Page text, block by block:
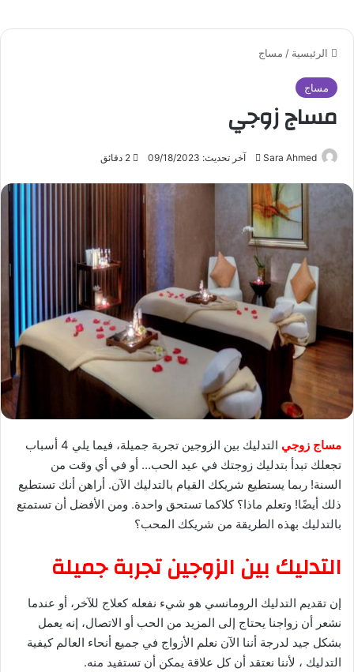
الرئيسية / مساج
مساج
مساج زوجي
Sara Ahmed
ل
ب
ر
د
ا
إ
ك
ت
ر
و
آخر تحديث: 09/18/2023
مساج زوجي التدليك بين الزوجين تجربة جميلة،
فيما يلي 4 أسباب
تجعلك تبدأ بتدليك زوجتك في عيد الحب… أو في أي وقت من
السنة! ربما يستطيع شريكك القيام بالتدليك الآن. أراهن أنك تستطيع
ذلك أيضًا! وتعلم ماذا؟ كلاكما تستحق واحدة. ومن الأفضل أن تستمتع
بالتدليك بهذه الطريقة من شريكك المحب؟
التدليك بين الزوجين تجربة جميلة
إن تقديم التدليك الرومانسي هو شيء نفعله كعلاج للآخر، أو عندما
نشعر أن زواجنا يحتاج إلى المزيد من الحب أو الاتصال، إنه يعمل
بشكل جيد لدرجة أننا الآن نعلم الأزواج في جميع أنحاء العالم كيفية
التدليك ، لأننا نعتقد أن كل علاقة يمكن أن تستفيد منه.